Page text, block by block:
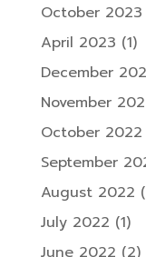
October 2023
April 2023 (1)
December
November
October 2022
September
August 2022
July 2022 (1)
June 2022 (2)